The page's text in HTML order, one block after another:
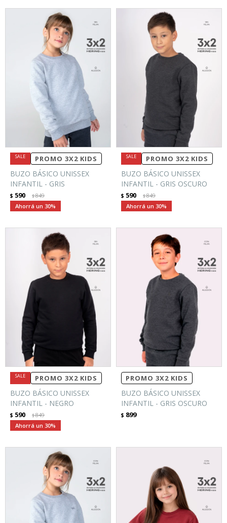
PROMO 3X2 KIDS
BUZO BÁSICO UNISSEX
INFANTIL - GRIS
$ 590 $849
30
PROMO 3X2 KIDS
BUZO BÁSICO UNISSEX
INFANTIL - GRIS OSCURO
$ 590 $849
30
PROMO 3X2 KIDS
BUZO BÁSICO UNISSEX
INFANTIL - NEGRO
$ 590 $849
30
PROMO 3X2 KIDS
BUZO BÁSICO UNISSEX
INFANTIL - GRIS OSCURO
$ 899